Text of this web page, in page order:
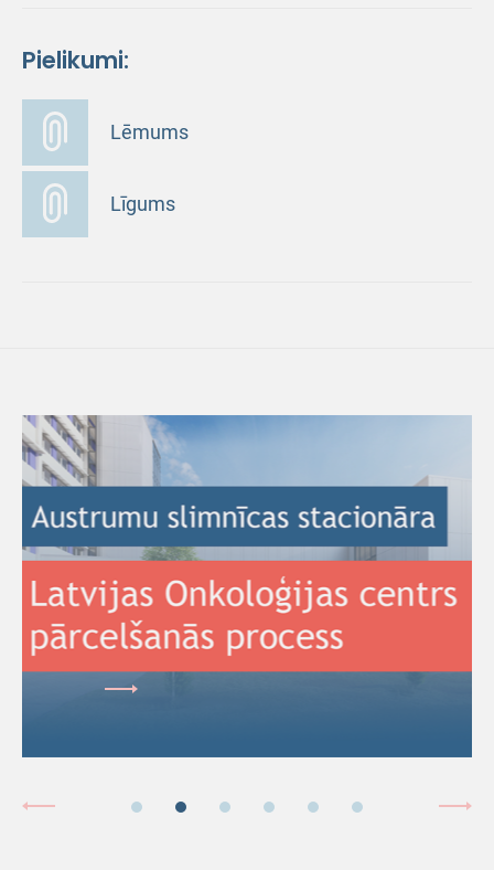
Pielikumi:
Lēmums
Līgums